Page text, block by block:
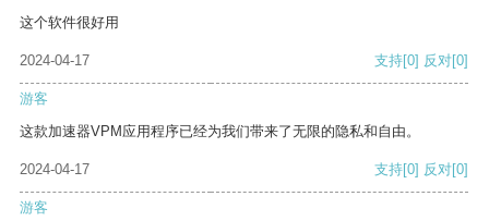
这个软件很好用
2024-04-17 支持[0] 反对[0]
游客
这款加速器VPM应用程序已经为我们带来了无限的隐私和自由。
2024-04-17 支持[0] 反对[0]
游客